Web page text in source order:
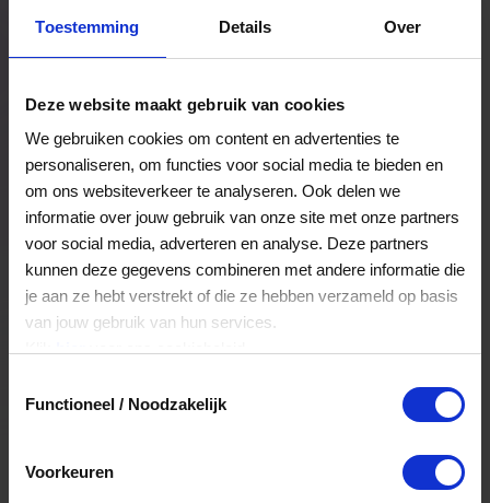
Toestemming Details Over
Deze website maakt gebruik van cookies
We gebruiken cookies om content en advertenties te
personaliseren, om functies voor social media te bieden en
om ons websiteverkeer te analyseren. Ook delen we
informatie over jouw gebruik van onze site met onze partners
voor social media, adverteren en analyse. Deze partners
kunnen deze gegevens combineren met andere informatie die
je aan ze hebt verstrekt of die ze hebben verzameld op basis
van jouw gebruik van hun services.
Functioneel / Noodzakelijk
Voorkeuren
Een bestelling volgen
Nog veel meer...
Maak account aan